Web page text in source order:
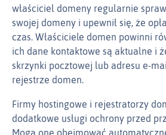
właściciel domeny regularnie
swojej domeny i upewnił się, że
czas. Właściciele domen powinni
ich dane kontaktowe są aktualne i
skrzynki pocztowej lub adresu
rejestrze domen.
Firmy hostingowe i rejestratorzy
dodatkowe usługi ochrony przed
Mogą one obejmować